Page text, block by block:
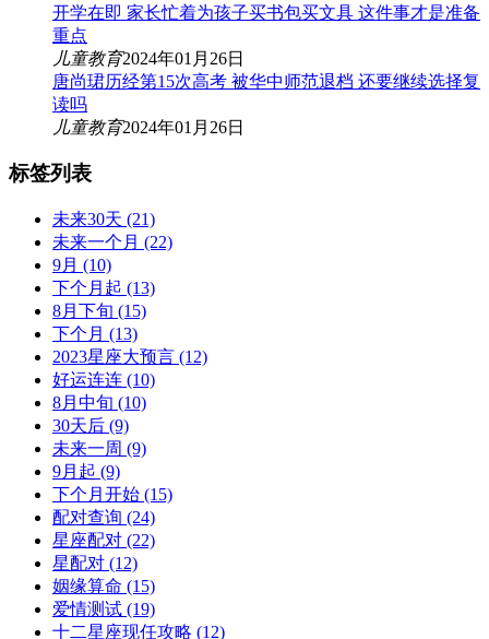
开学在即 家长忙着为孩子买书包买文具 这件事才是准备
重点
儿童教育2024年01月26日
唐尚珺历经第15次高考 被华中师范退档 还要继续选择复
读吗
儿童教育2024年01月26日
标签列表
未来30天 (21)
未来一个月 (22)
9月 (10)
下个月起 (13)
8月下旬 (15)
下个月 (13)
2023星座大预言 (12)
好运连连 (10)
8月中旬 (10)
30天后 (9)
未来一周 (9)
9月起 (9)
下个月开始 (15)
配对查询 (24)
星座配对 (22)
星配对 (12)
姻缘算命 (15)
爱情测试 (19)
十二星座现任攻略 (12)